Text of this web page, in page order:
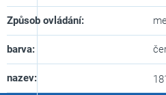
Způsob ovládání:
barva:
nazev: